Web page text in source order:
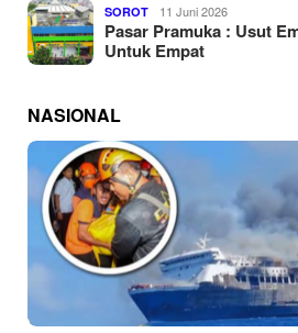
SOROT 11 Juni 2026
Pasar Pramuka : Usut
Untuk Empat
NASIONAL